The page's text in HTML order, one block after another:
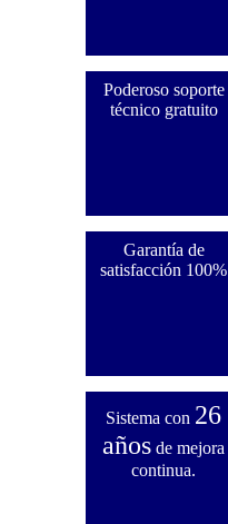
Poderoso soporte
técnico gratuito
Garantía de
satisfacción 100%
Sistema con 26
años de mejora
continua.